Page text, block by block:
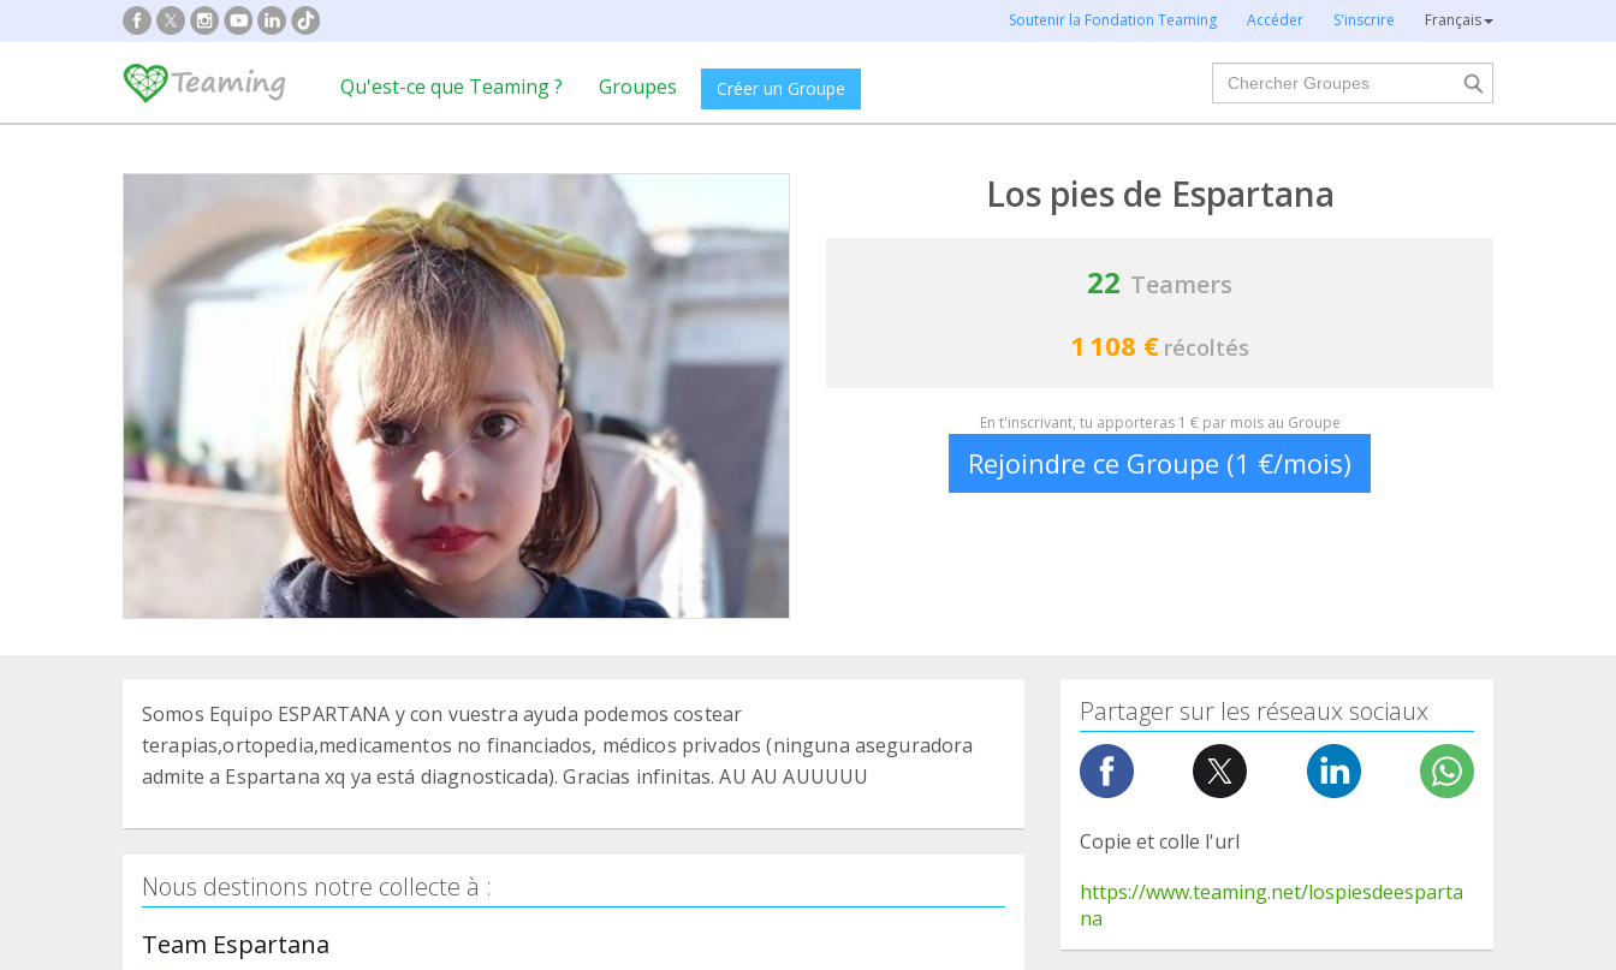
Soutenir la Fondation Teaming Accéder S'inscrire Français
Qu'est-ce que Teaming ? Groupes Créer un Groupe
Chercher
Los pies de Espartana
22 Teamers
1 108 € récoltés
En t'inscrivant, tu apporteras 1 € par mois au Groupe
Rejoindre ce Groupe (1 €/mois)
Somos Equipo ESPARTANA y con vuestra ayuda podemos costear
terapias,ortopedia,medicamentos no financiados, médicos privados (ninguna aseguradora
admite a Espartana xq ya está diagnosticada). Gracias infinitas. AU AU AUUUUU
Nous destinons notre collecte à :
Team Espartana
Partager sur les réseaux sociaux
Copie et colle l'url
https://www.teaming.net/lospiesdeesparta
na